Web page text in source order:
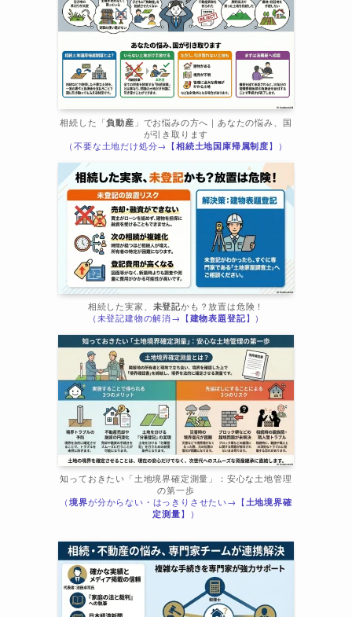
相続した「負動産 」でお悩みの方へ｜あなたの悩み、国
が引き取ります
（不要な土地だけ処分→【相続土地国庫帰属制度】）
相続した実家、 未登記かも？放置は危険！
（未登記建物の解消→【建物表題登記】）
知っておきたい「土地境界確定測量」：安心な土地管理
の第一歩
（境界が分からない・はっきりさせたい→【土地境界確
定測量】）